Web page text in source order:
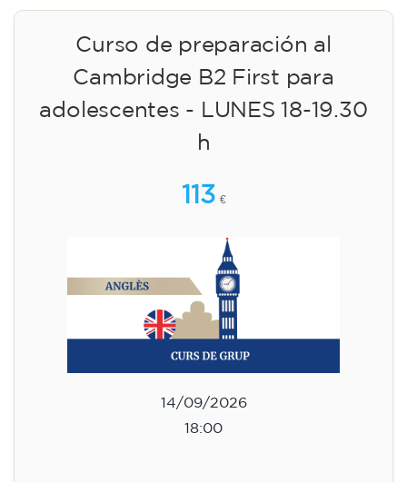
Curso de preparación al
Cambridge B2 First para
adolescentes - LUNES 18-19.30
h
113 €
14/09/2026
18:00